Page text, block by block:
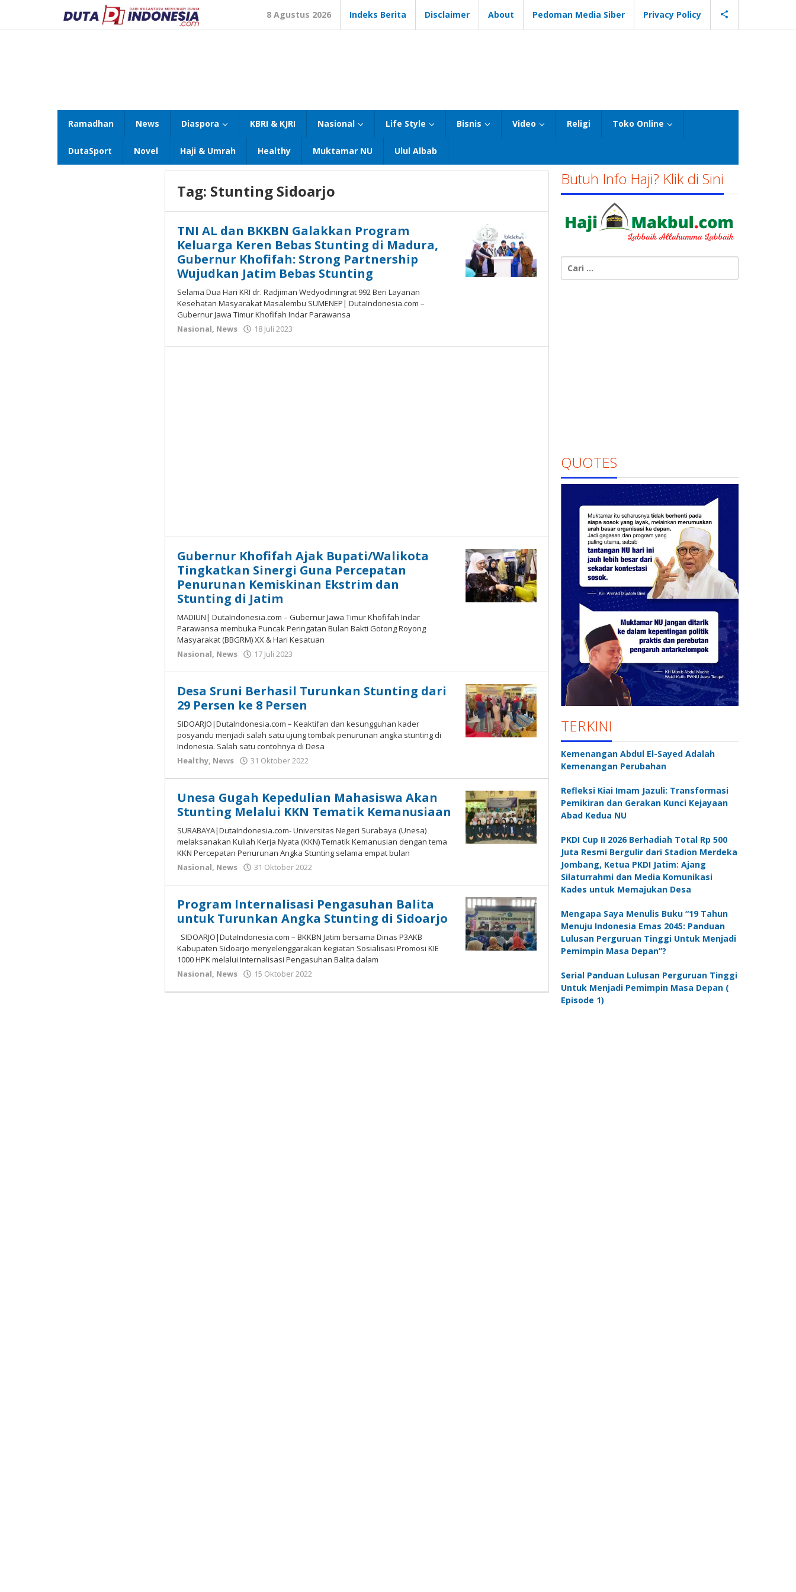
konten
8 Agustus 2026 Indeks Berita Disclaimer About Pedoman Media Siber Privacy Policy
Ramadhan News Diaspora KBRI & KJRI Nasional Life Style Bisnis Video Religi Toko Online
DutaSport Novel Haji & Umrah Healthy Muktamar NU Ulul Albab
Tag: Stunting Sidoarjo
TNI AL dan BKKBN Galakkan Program
Keluarga Keren Bebas Stunting di Madura,
Gubernur Khofifah: Strong Partnership
Wujudkan Jatim Bebas Stunting
Selama Dua Hari KRI dr. Radjiman Wedyodiningrat 992 Beri Layanan
Kesehatan Masyarakat Masalembu SUMENEP| DutaIndonesia.com –
Gubernur Jawa Timur Khofifah Indar Parawansa
Nasional, News 18 Juli 2023
Susanto
Gubernur Khofifah Ajak Bupati/Walikota
Tingkatkan Sinergi Guna Percepatan
Penurunan Kemiskinan Ekstrim dan
Stunting di Jatim
MADIUN| DutaIndonesia.com – Gubernur Jawa Timur Khofifah Indar
Parawansa membuka Puncak Peringatan Bulan Bakti Gotong Royong
Masyarakat (BBGRM) XX & Hari Kesatuan
Nasional, News 17 Juli 2023
Susanto
Desa Sruni Berhasil Turunkan Stunting dari
29 Persen ke 8 Persen
SIDOARJO|DutaIndonesia.com – Keaktifan dan kesungguhan kader
posyandu menjadi salah satu ujung tombak penurunan angka stunting di
Indonesia. Salah satu contohnya di Desa
Healthy, News 31 Oktober 2022
Susanto
Unesa Gugah Kepedulian Mahasiswa Akan
Stunting Melalui KKN Tematik Kemanusiaan
SURABAYA|DutaIndonesia.com- Universitas Negeri Surabaya (Unesa)
melaksanakan Kuliah Kerja Nyata (KKN) Tematik Kemanusian dengan tema
KKN Percepatan Penurunan Angka Stunting selama empat bulan
Nasional, News 31 Oktober 2022
Susanto
Program Internalisasi Pengasuhan Balita
untuk Turunkan Angka Stunting di Sidoarjo
SIDOARJO|DutaIndonesia.com – BKKBN Jatim bersama Dinas P3AKB
Kabupaten Sidoarjo menyelenggarakan kegiatan Sosialisasi Promosi KIE
1000 HPK melalui Internalisasi Pengasuhan Balita dalam
Nasional, News 15 Oktober 2022
Susanto
Butuh Info Haji? Klik di Sini
untuk:
QUOTES
TERKINI
Kemenangan Abdul El-Sayed Adalah
Kemenangan Perubahan
Refleksi Kiai Imam Jazuli: Transformasi
Pemikiran dan Gerakan Kunci Kejayaan
Abad Kedua NU
PKDI Cup II 2026 Berhadiah Total Rp 500
Juta Resmi Bergulir dari Stadion Merdeka
Jombang, Ketua PKDI Jatim: Ajang
Silaturrahmi dan Media Komunikasi
Kades untuk Memajukan Desa
Mengapa Saya Menulis Buku “19 Tahun
Menuju Indonesia Emas 2045: Panduan
Lulusan Perguruan Tinggi Untuk Menjadi
Pemimpin Masa Depan”?
Serial Panduan Lulusan Perguruan Tinggi
Untuk Menjadi Pemimpin Masa Depan (
Episode 1)